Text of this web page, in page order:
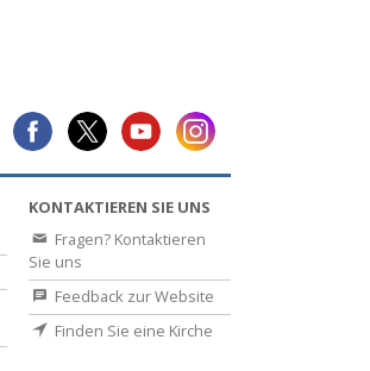
KONTAKTIEREN SIE UNS
Fragen? Kontaktieren
Sie uns
Feedback zur Website
Finden Sie eine Kirche